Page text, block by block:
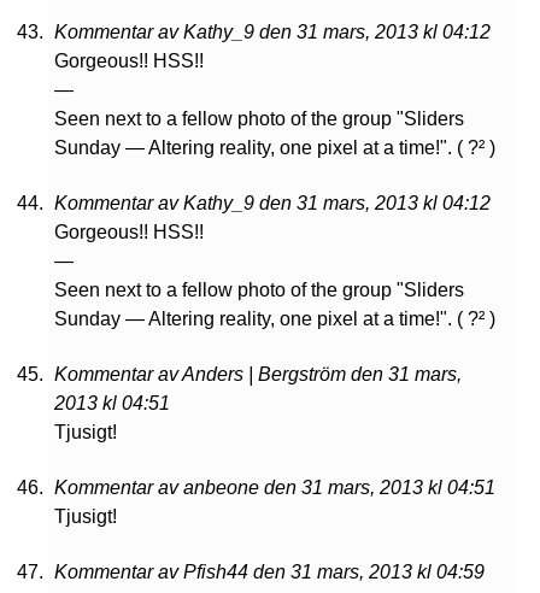
Kommentar av Kathy_9 den 31 mars, 2013 kl 04:12
Gorgeous!! HSS!!
—
Seen next to a fellow photo of the group "Sliders
Sunday — Altering reality, one pixel at a time!". ( ?² )
Kommentar av Kathy_9 den 31 mars, 2013 kl 04:12
Gorgeous!! HSS!!
—
Seen next to a fellow photo of the group "Sliders
Sunday — Altering reality, one pixel at a time!". ( ?² )
Kommentar av Anders | Bergström den 31 mars,
2013 kl 04:51
Tjusigt!
Kommentar av anbeone den 31 mars, 2013 kl 04:51
Tjusigt!
Kommentar av Pfish44 den 31 mars, 2013 kl 04:59